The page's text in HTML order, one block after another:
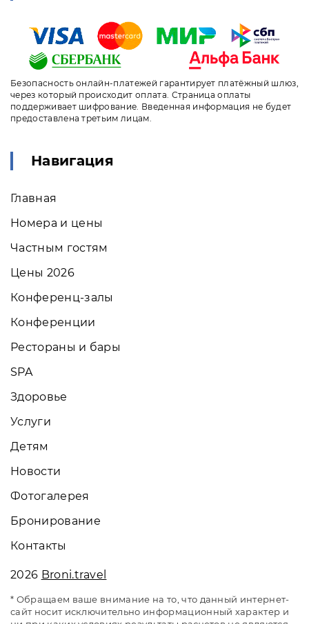
Безопасность онлайн-платежей гарантирует платёжный шлюз,
через который происходит оплата. Страница оплаты
поддерживает шифрование. Введенная информация не будет
предоставлена третьим лицам.
Навигация
Главная
Номера и цены
Частным гостям
Цены 2026
Конференц-залы
Конференции
Рестораны и бары
SPA
Здоровье
Услуги
Детям
Новости
Фотогалерея
Бронирование
Контакты
2026 Broni.travel
* Обращаем ваше внимание на то, что данный интернет-
сайт носит исключительно информационный характер и